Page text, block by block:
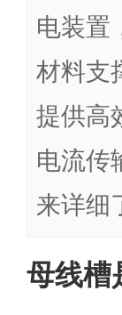
电装置
材料支
提供高
电流传
来详细
母线槽